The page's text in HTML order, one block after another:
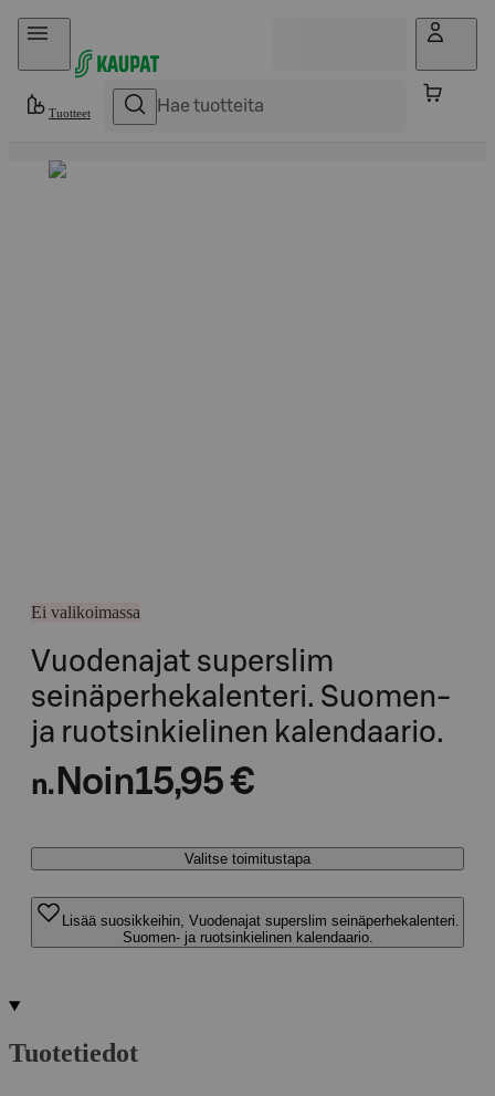
Hyppää sisältöön
Tuotteet
Ei valikoimassa
Vuodenajat superslim
seinäperhekalenteri. Suomen-
ja ruotsinkielinen kalendaario.
n. Noin15,95 €
Valitse toimitustapa
Lisää suosikkeihin, Vuodenajat superslim seinäperhekalenteri.
Suomen- ja ruotsinkielinen kalendaario.
Tuotetiedot